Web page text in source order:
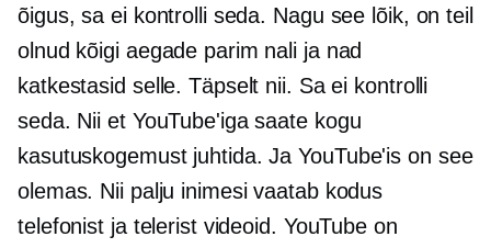
õigus, sa ei kontrolli seda. Nagu see lõik, on teil
olnud kõigi aegade parim nali ja nad
katkestasid selle. Täpselt nii. Sa ei kontrolli
seda. Nii et YouTube'iga saate kogu
kasutuskogemust juhtida. Ja YouTube'is on see
olemas. Nii palju inimesi vaatab kodus
telefonist ja telerist videoid. YouTube on